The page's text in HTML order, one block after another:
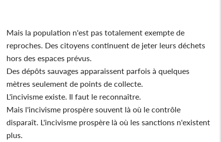
Mais la population n'est pas totalement exempte de
reproches. Des citoyens continuent de jeter leurs déchets
hors des espaces prévus.
Des dépôts sauvages apparaissent parfois à quelques
mètres seulement de points de collecte.
L'incivisme existe. Il faut le reconnaître.
Mais l'incivisme prospère souvent là où le contrôle
disparaît. L'incivisme prospère là où les sanctions n'existent
plus.